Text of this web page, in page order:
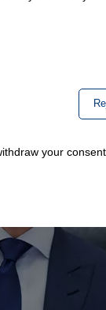
your